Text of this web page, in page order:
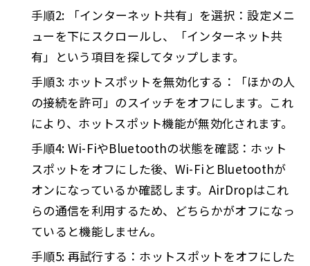
手順2: 「インターネット共有」を選択：設定メニ
ューを下にスクロールし、「インターネット共
有」という項目を探してタップします。
手順3: ホットスポットを無効化する：「ほかの人
の接続を許可」のスイッチをオフにします。これ
により、ホットスポット機能が無効化されます。
手順4: Wi-FiやBluetoothの状態を確認：ホット
スポットをオフにした後、Wi-FiとBluetoothが
オンになっているか確認します。AirDropはこれ
らの通信を利用するため、どちらかがオフになっ
ていると機能しません。
手順5: 再試行する：ホットスポットをオフにした